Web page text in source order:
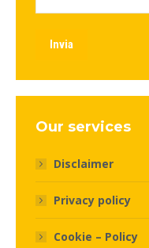
Invia
Our services
Disclaimer
Privacy policy
Cookie – Policy